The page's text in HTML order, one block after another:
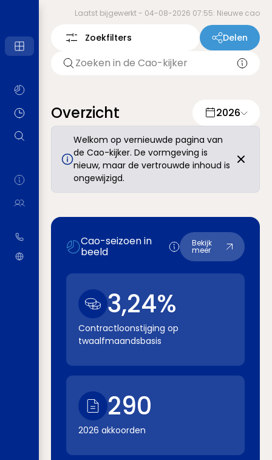
Laatst bijgewerkt - 04-08-2026 07:55: Nieuwe cao
Zoekfilters Delen
Overzicht 2026
Welkom op vernieuwde pagina van
de Cao-kijker. De vormgeving is
nieuw, maar de vertrouwde inhoud is
ongewijzigd.
Cao-seizoen in
beeld
Bekijk
meer
3,24%
Contractloonstijging op
twaalfmaandsbasis
290
2026 akkoorden